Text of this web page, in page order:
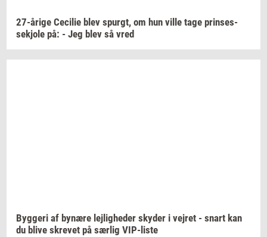
27-​årige Ce­ci­lie blev spurgt, om hun ville tage prin­ses­
sekjo­le på: - Jeg blev så vred
Byg­ge­ri af by­næ­re lej­lig­he­der sky­der i vej­ret - snart kan
du blive skre­vet på sær­lig VIP-​liste